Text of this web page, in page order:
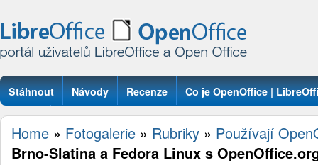
Stáhnout Návody Recenze Co je OpenOffice |
Otázky
Home » Fotogalerie » Rubriky » Používají
Brno-Slatina a Fedora Linux s